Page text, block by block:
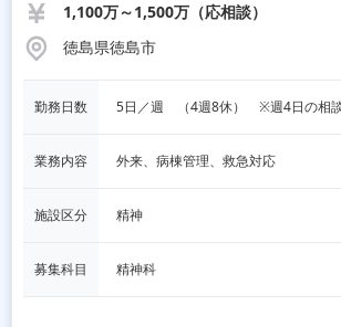
1,100万～1,500万（応相談）
徳島県徳島市
勤務日数 5日／週　（4週8休）　※週4日の相
業務内容 外来、病棟管理、救急対応
施設区分 精神
募集科目 精神科